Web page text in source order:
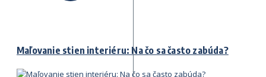
Maľovanie stien interiéru: Na čo sa často zabúda?